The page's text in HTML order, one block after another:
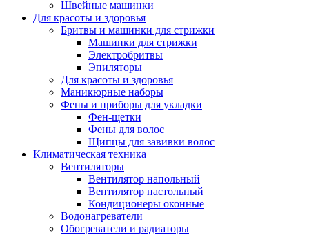
Швейные машинки
Для красоты и здоровья
Бритвы и машинки для стрижки
Машинки для стрижки
Электробритвы
Эпиляторы
Для красоты и здоровья
Маникюрные наборы
Фены и приборы для укладки
Фен-щетки
Фены для волос
Щипцы для завивки волос
Климатическая техника
Вентиляторы
Вентилятор напольный
Вентилятор настольный
Кондиционеры оконные
Водонагреватели
Обогреватели и радиаторы